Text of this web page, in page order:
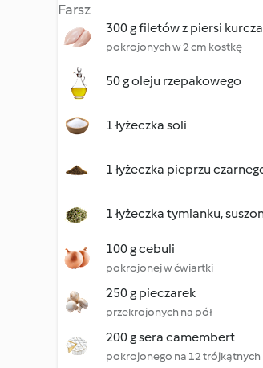
Farsz
300 g filetów z piersi
pokrojonych w 2 cm kostkę
50 g oleju rzepakowego
1 łyżeczka soli
1 łyżeczka pieprzu
1 łyżeczka tymianku,
100 g cebuli
pokrojonej w ćwiartki
250 g pieczarek
przekrojonych na pół
200 g sera camembert
pokrojonego na 12 trójkątnych